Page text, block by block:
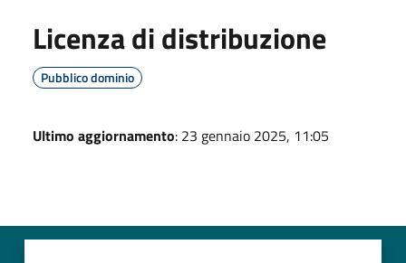
Licenza di distribuzione
Pubblico dominio
Ultimo aggiornamento: 23 gennaio 2025, 11:05